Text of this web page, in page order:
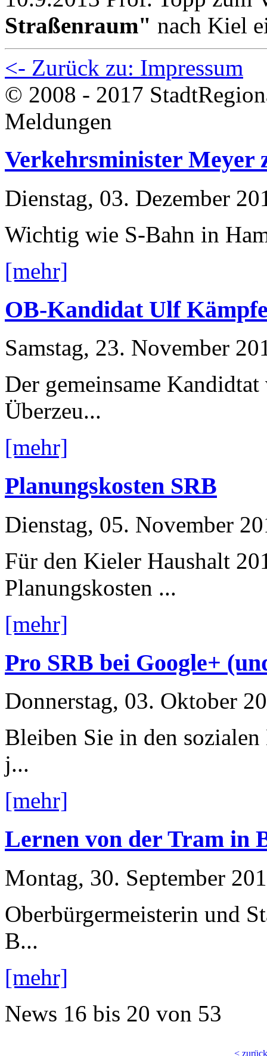
Straßenraum" nach Kiel
<- Zurück zu: Impressum
© 2008 - 2017
Meldungen
Verkehrsminister Meyer
Dienstag, 03. Dezember
Wichtig wie S-Bahn in
[mehr]
OB-Kandidat Ulf
Samstag, 23. November
Der gemeinsame
Überzeu...
[mehr]
Planungskosten SRB
Dienstag, 05. November
Für den Kieler Haushalt
Planungskosten ...
[mehr]
Pro SRB bei Google+
Donnerstag, 03. Oktober
Bleiben Sie in den
j...
[mehr]
Lernen von der Tram in
Montag, 30. September
Oberbürgermeisterin und
B...
[mehr]
News 16 bis 20 von 53
< zurück